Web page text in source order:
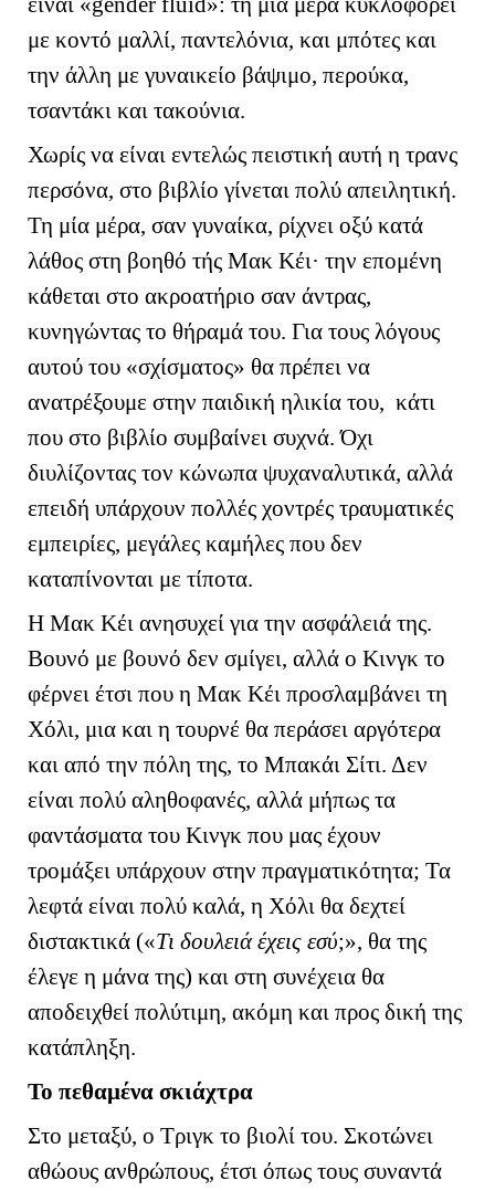
με κοντό μαλλί, παντελόνια, και μπότες και
την άλλη με γυναικείο βάψιμο, περούκα,
τσαντάκι και τακούνια.
Χωρίς να είναι εντελώς πειστική αυτή η τρανς
περσόνα, στο βιβλίο γίνεται πολύ απειλητική.
Τη μία μέρα, σαν γυναίκα, ρίχνει οξύ κατά
λάθος στη βοηθό τής Μακ Κέι· την επομένη
κάθεται στο ακροατήριο σαν άντρας,
κυνηγώντας το θήραμά του. Για τους λόγους
αυτού του «σχίσματος» θα πρέπει να
ανατρέξουμε στην παιδική ηλικία του, κάτι
που στο βιβλίο συμβαίνει συχνά. Όχι
διυλίζοντας τον κώνωπα ψυχαναλυτικά, αλλά
επειδή υπάρχουν πολλές χοντρές τραυματικές
εμπειρίες, μεγάλες καμήλες που δεν
καταπίνονται με τίποτα.
Η Μακ Κέι ανησυχεί για την ασφάλειά της.
Βουνό με βουνό δεν σμίγει, αλλά ο Κινγκ το
φέρνει έτσι που η Μακ Κέι προσλαμβάνει τη
Χόλι, μια και η τουρνέ θα περάσει αργότερα
και από την πόλη της, το Μπακάι Σίτι. Δεν
είναι πολύ αληθοφανές, αλλά μήπως τα
φαντάσματα του Κινγκ που μας έχουν
τρομάξει υπάρχουν στην πραγματικότητα; Τα
λεφτά είναι πολύ καλά, η Χόλι θα δεχτεί
διστακτικά («Τι δουλειά έχεις εσύ;», θα της
έλεγε η μάνα της) και στη συνέχεια θα
αποδειχθεί πολύτιμη, ακόμη και προς δική της
κατάπληξη.
Το πεθαμένα σκιάχτρα
Στο μεταξύ, ο Τριγκ το βιολί του. Σκοτώνει
αθώους ανθρώπους, έτσι όπως τους συναντά